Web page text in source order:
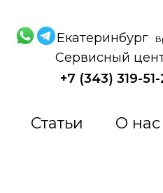
Екатеринбург
Сервисный
+7 (343) 319-
Статьи О нас